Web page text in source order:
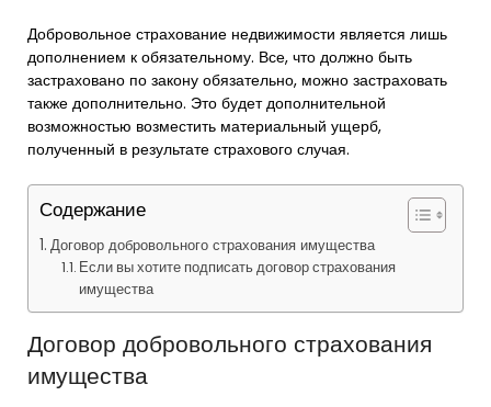
Добровольное страхование недвижимости является лишь
дополнением к обязательному. Все, что должно быть
застраховано по закону обязательно, можно застраховать
также дополнительно. Это будет дополнительной
возможностью возместить материальный ущерб,
полученный в результате страхового случая.
Содержание
Договор добровольного страхования имущества
Если вы хотите подписать договор страхования
имущества
Договор добровольного страхования
имущества